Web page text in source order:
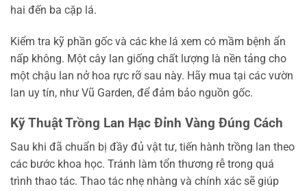
hai đến ba cặp lá.
Kiểm tra kỹ phần gốc và các khe lá xem có mầm bệnh ẩn
nấp không. Một cây lan giống chất lượng là nền tảng cho
một chậu lan nở hoa rực rỡ sau này. Hãy mua tại các vườn
lan uy tín, như Vũ Garden, để đảm bảo nguồn gốc.
Kỹ Thuật Trồng Lan Hạc Đỉnh Vàng Đúng Cách
Sau khi đã chuẩn bị đầy đủ vật tư, tiến hành trồng lan theo
các bước khoa học. Tránh làm tổn thương rễ trong quá
trình thao tác. Thao tác nhẹ nhàng và chính xác sẽ giúp